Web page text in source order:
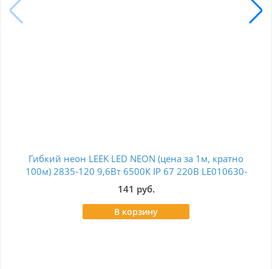
Гибкий неон LEEK LED NEON (цена за 1м, кратно
100м) 2835-120 9,6Вт 6500К IP 67 220В LE010630-
022
141 руб.
В корзину